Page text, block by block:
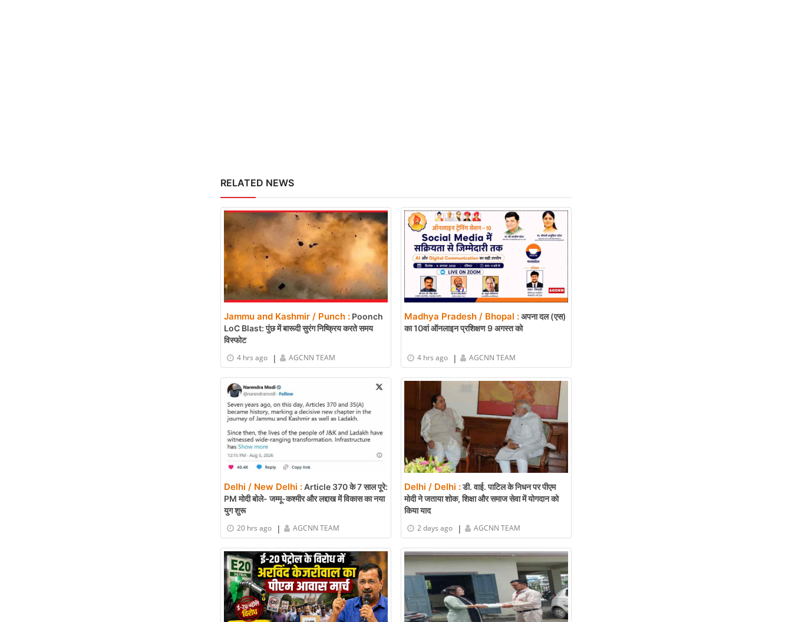
RELATED NEWS
Jammu and Kashmir / Punch : Poonch
LoC Blast: पुंछ में बारूदी सुरंग निष्क्रिय करते समय
विस्फोट
4 hrs ago
| AGCNN TEAM
Madhya Pradesh / Bhopal :अपना दल (एस)
का 10वां ऑनलाइन प्रशिक्षण 9 अगस्त को
4 hrs ago | AGCNN TEAM
Delhi / New Delhi :Article 370 के 7 साल पूरे:
PM मोदी बोले- जम्मू-कश्मीर और लद्दाख में विकास का नया
युग शुरू
20 hrs ago
| AGCNN TEAM
Delhi / Delhi :डी. वाई. पाटिल के निधन पर पीएम
मोदी ने जताया शोक, शिक्षा और समाज सेवा में योगदान को
किया याद
2 days ago
| AGCNN TEAM